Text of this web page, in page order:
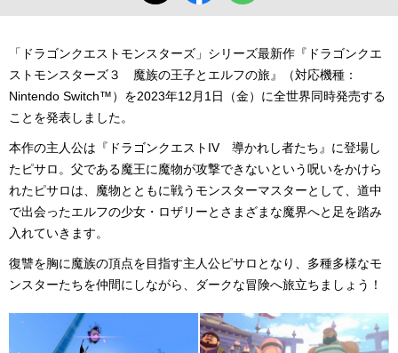
「ドラゴンクエストモンスターズ」シリーズ最新作『ドラゴンクエ
ストモンスターズ３ 魔族の王子とエルフの旅』（対応機種：
Nintendo Switch™）を2023年12月1日（金）に全世界同時発売する
ことを発表しました。
本作の主人公は『ドラゴンクエストIV 導かれし者たち』に登場し
たピサロ。父である魔王に魔物が攻撃できないという呪いをかけら
れたピサロは、魔物とともに戦うモンスターマスターとして、道中
で出会ったエルフの少女・ロザリーとさまざまな魔界へと足を踏み
入れていきます。
復讐を胸に魔族の頂点を目指す主人公ピサロとなり、多種多様なモ
ンスターたちを仲間にしながら、ダークな冒険へ旅立ちましょう！